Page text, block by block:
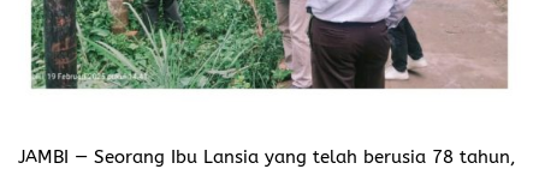
JAMBI — Seorang Ibu Lansia yang telah berusia 78 tahun,